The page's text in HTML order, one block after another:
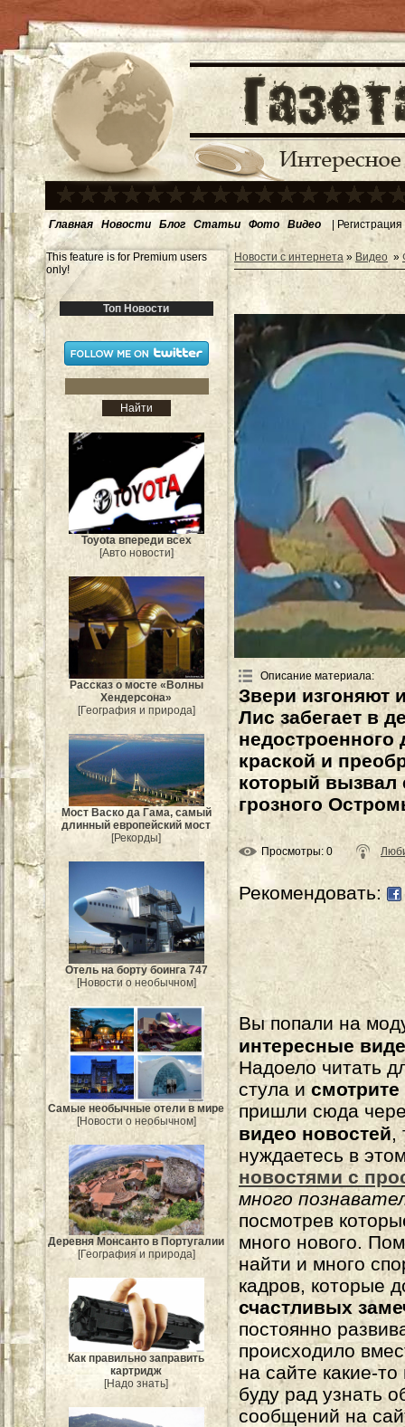
Главная Новости Блог Статьи Фото Видео | Регистрация
This feature is for Premium users
only!
Топ Новости
Toyota впереди всех
[Авто новости]
Рассказ о мосте «Волны
Хендерсона»
[География и природа]
Мост Васко да Гама, самый
длинный европейский мост
[Рекорды]
Отель на борту боинга 747
[Новости о необычном]
Самые необычные отели в мире
[Новости о необычном]
Деревня Монсанто в Португалии
[География и природа]
Как правильно заправить
картридж
[Надо знать]
Новости с интернета » Видео »
Описание материала:
Звери изгоняют
Лис забегает в
недостроенного
краской и
который вызвал
грозного
Просмотры: 0
Рекомендовать:
Вы попали на
интересные
Надоело читать
стула и
пришли сюда
видео новостей,
нуждаетесь в
новостями с
много
посмотрев
много нового.
найти и много
кадров, которые
счастливых
постоянно
происходило
на сайте какие-
буду рад узнать
сообщений на